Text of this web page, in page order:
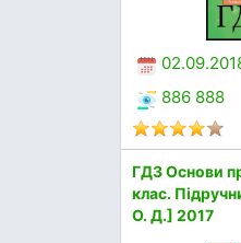
886 888
ГДЗ Основи
клас.
О. Д.] 2017